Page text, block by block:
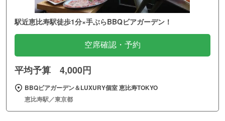
駅近恵比寿駅徒歩1分×手ぶらBBQビアガーデン！
空席確認・予約
平均予算 4,000円
BBQビアガーデン＆LUXURY個室 恵比寿TOKYO
恵比寿駅／東京都